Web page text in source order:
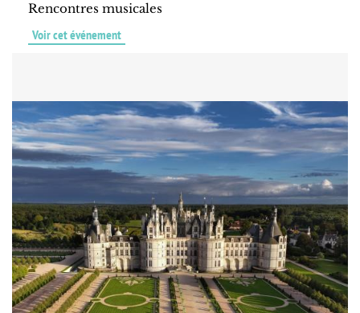
Rencontres musicales
Voir cet événement